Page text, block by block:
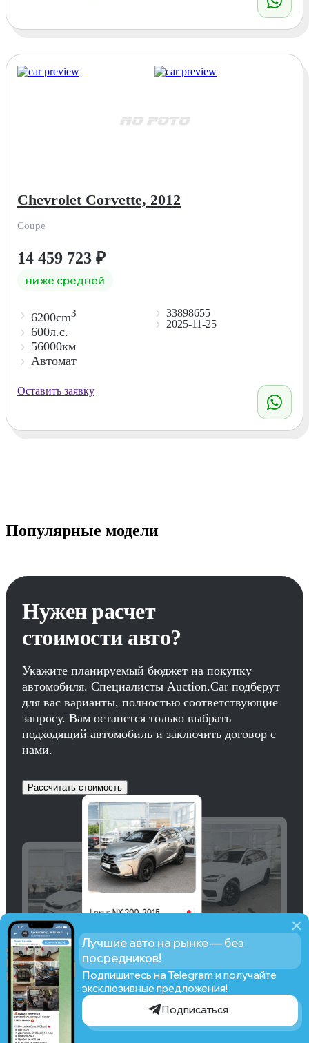
Рассчитать стоимость
Chevrolet Corvette, 2012
Coupe
14 459 723 ₽
ниже средней
6200cm3
600л.с.
56000км
Автомат
33898655
2025-11-25
Оставить заявку
Популярные модели
Нужен расчет
стоимости авто?
Укажите планируемый бюджет на покупку
автомобиля. Специалисты Auction.Car подберут
для вас варианты, полностью соответствующие
запросу. Вам останется только выбрать
подходящий автомобиль и заключить договор с
нами.
Рассчитать стоимость
Лучшие авто на рынке — без
посредников!
Подпишитесь на Telegram и получайте
эксклюзивные предложения!
Подписаться